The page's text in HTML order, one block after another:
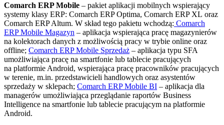
Comarch ERP Mobile – pakiet aplikacji mobilnych wspierający
systemy klasy ERP: Comarch ERP Optima, Comarch ERP XL oraz
Comarch ERP Altum. W skład tego pakietu wchodzą: Comarch
ERP Mobile Magazyn – aplikacja wspierająca pracę magazynierów
na kolektorach danych z możliwością pracy w trybie online oraz
offline; Comarch ERP Mobile Sprzedaż – aplikacja typu SFA
umożliwiająca pracę na smartfonie lub tablecie pracujących
na platformie Android, wspierająca pracę pracowników pracujących
w terenie, m.in. przedstawicieli handlowych oraz asystentów
sprzedaży w sklepach; Comarch ERP Mobile BI – aplikacja dla
managerów umożliwiająca przeglądanie raportów Business
Intelligence na smartfonie lub tablecie pracującym na platformie
Android.